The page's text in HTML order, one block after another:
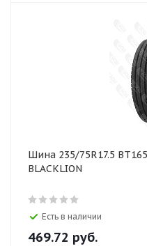
Шина 235/75R17.5
BLACKLION
Есть в наличии
469.72 руб.